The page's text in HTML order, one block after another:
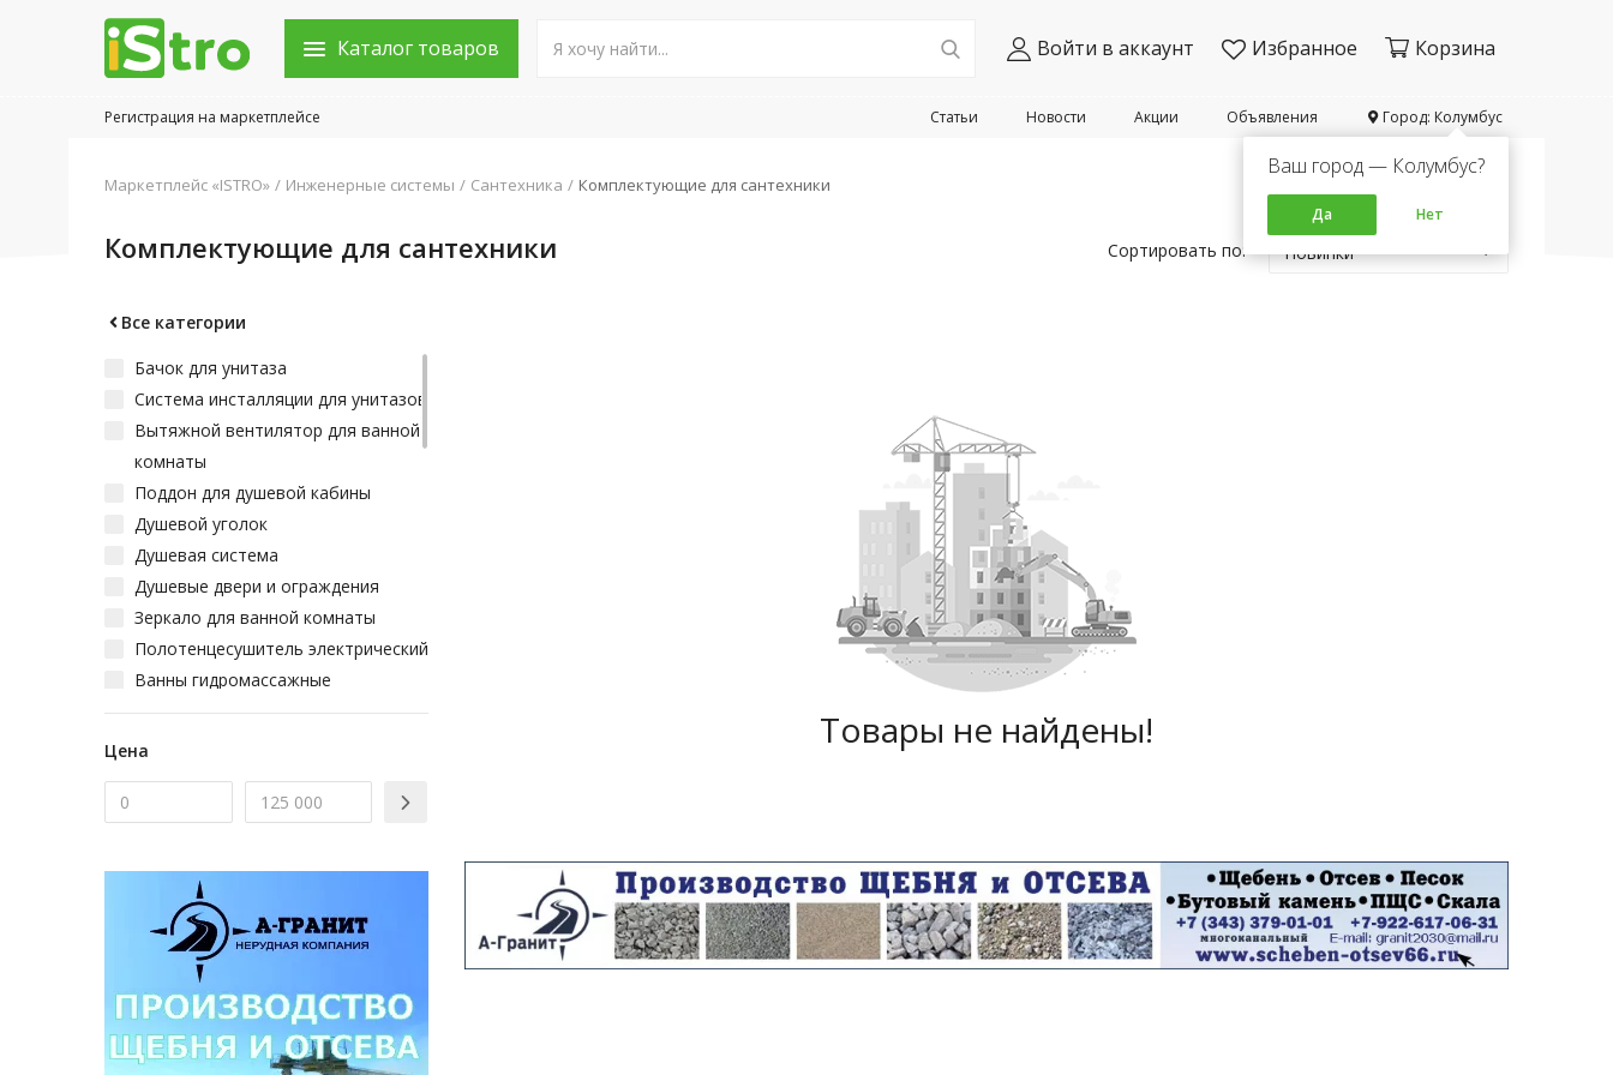
Каталог товаров Войти в аккаунт Избранное Корзина
Город: Колумбус
Ваш город — Колумбус?
Да Нет
Объявления
Акции
Новости
Статьи
Регистрация на маркетплейсе
Объявления
Город: Колумбус
Маркетплейс «ISTRO» Инженерные системы Сантехника Комплектующие для сантехники
Комплектующие для сантехники Сортировать по: Новинки
Все категории
Бачок для унитаза
Система инсталляции для унитазов
Вытяжной вентилятор для ванной
комнаты
Поддон для душевой кабины
Душевой уголок
Душевая система
Душевые двери и ограждения
Зеркало для ванной комнаты
Полотенцесушитель электрический
Ванны гидромассажные
Душевые кабины
Мебель для ванных комнат
Смесители для кухни
Верхний душ, душевая лейка
Кран сантехнический
Шланг для душа
Водонагреватели проточные и
накопительные
Пьедестал под раковину
Цена Товары не найдены!